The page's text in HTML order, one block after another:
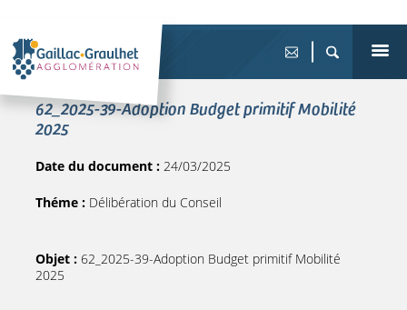
62_2025-39-Adoption Budget primitif Mobilité
2025
Date du document : 24/03/2025
Théme : Délibération du Conseil
Objet : 62_2025-39-Adoption Budget primitif Mobilité
2025